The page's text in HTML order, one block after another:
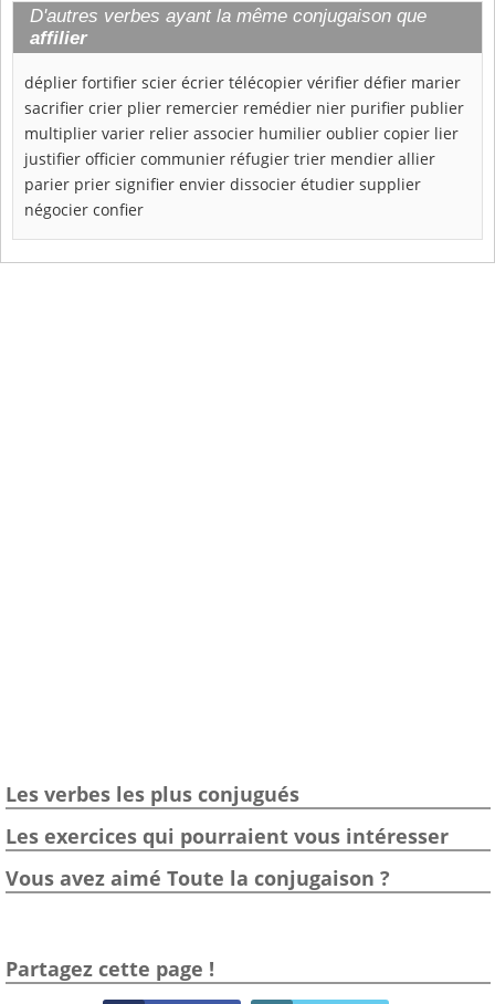
D'autres verbes ayant la même conjugaison que
affilier
déplier fortifier scier écrier télécopier vérifier défier marier
sacrifier crier plier remercier remédier nier purifier publier
multiplier varier relier associer humilier oublier copier lier
justifier officier communier réfugier trier mendier allier
parier prier signifier envier dissocier étudier supplier
négocier confier
Les verbes les plus conjugués
Les exercices qui pourraient vous intéresser
Vous avez aimé Toute la conjugaison ?
Partagez cette page !